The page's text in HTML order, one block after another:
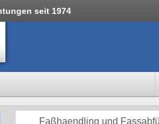
seit 1974
Faßhaendling und